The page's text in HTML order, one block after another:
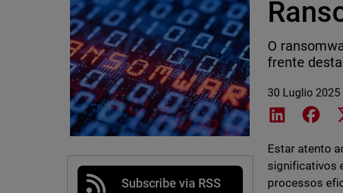
Subscribe via RSS
O
frente
30 Luglio 2025
Share on
Estar atento
significativos
processos